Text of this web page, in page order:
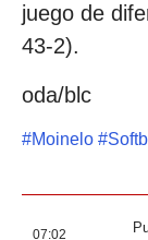
juego de
43-2).
oda/blc
#Moinelo #
07:02